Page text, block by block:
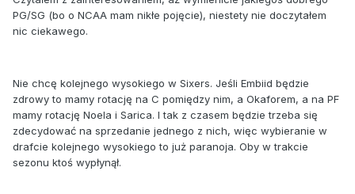
PG/SG (bo o NCAA mam nikłe pojęcie), niestety nie doczytałem
nic ciekawego.
Nie chcę kolejnego wysokiego w Sixers. Jeśli Embiid będzie
zdrowy to mamy rotację na C pomiędzy nim, a Okaforem, a na PF
mamy rotację Noela i Sarica. I tak z czasem będzie trzeba się
zdecydować na sprzedanie jednego z nich, więc wybieranie w
drafcie kolejnego wysokiego to już paranoja. Oby w trakcie
sezonu ktoś wypłynął.